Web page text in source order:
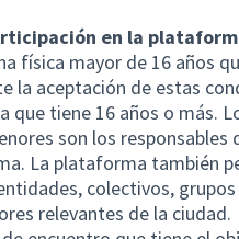
en la
física mayor de 16 años
la aceptación de estas
que tiene 16 años o más.
son los responsables
La plataforma también
colectivos, grupos
relevantes de la ciudad.